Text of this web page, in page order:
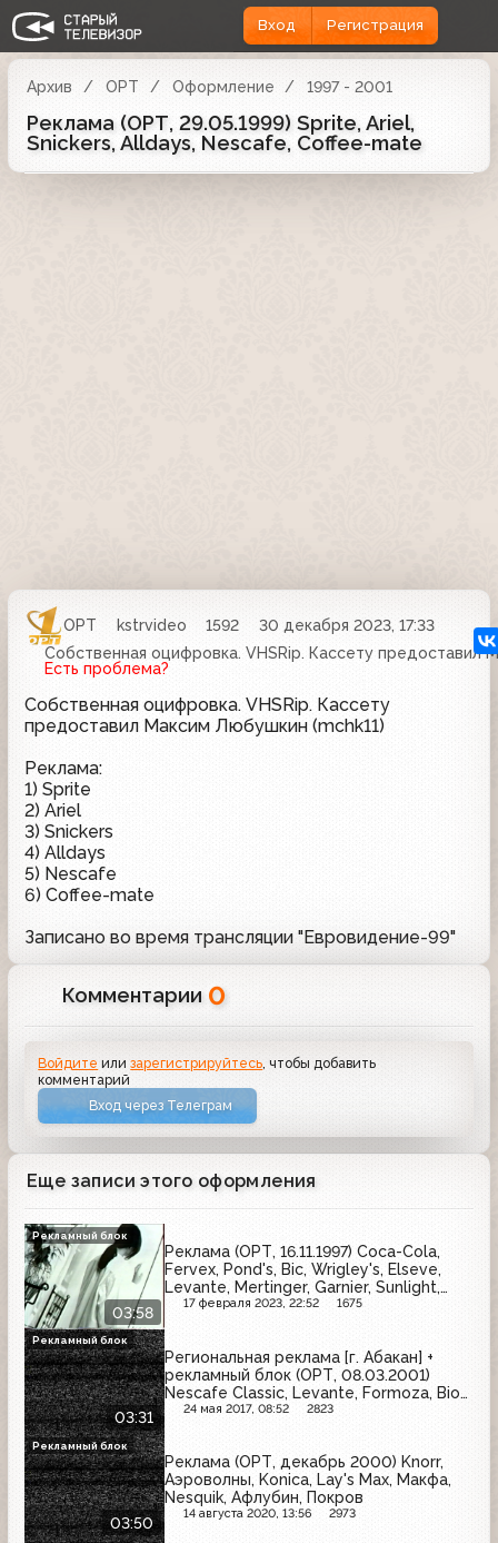
Вход Регистрация
Архив ОРТ Оформление 1997 - 2001
Реклама (ОРТ, 29.05.1999) Sprite, Ariel,
Snickers, Alldays, Nescafe, Coffee-mate
ОРТ kstrvideo 1592
30 декабря 2023, 17:33
Собственная оцифровка. VHSRip. Кассету предоставил
Есть проблема?
Собственная оцифровка. VHSRip. Кассету
предоставил Максим Любушкин (mchk11)
Реклама:
1) Sprite
2) Ariel
3) Snickers
4) Alldays
5) Nescafe
6) Coffee-mate
Записано во время трансляции "Евровидение-99"
Комментарии 0
Войдите илизарегистрируйтесь , чтобы добавить
комментарий
Вход через Телеграм
Еще записи этого оформления
03:58
Реклама (ОРТ, 16.11.1997) Coca-Cola,
Fervex, Pond's, Bic, Wrigley's, Elseve,
Levante, Mertinger, Garnier, Sunlight,
Rasch
17 февраля 2023, 22:52 1675
Рекламный блок
03:31
Региональная реклама [г. Абакан] +
рекламный блок (ОРТ, 08.03.2001)
Nescafe Classic, Levante, Formoza, Bio
Max, Lipton, Zanussi, Я, Schauma,
24 мая 2017, 08:52 2823
Рекламный блок
03:50
Реклама (ОРТ, декабрь 2000) Knorr,
Аэроволны, Konica, Lay's Max, Макфа,
Nesquik, Афлубин, Покров
14 августа 2020, 13:56 2973
Рекламный блок